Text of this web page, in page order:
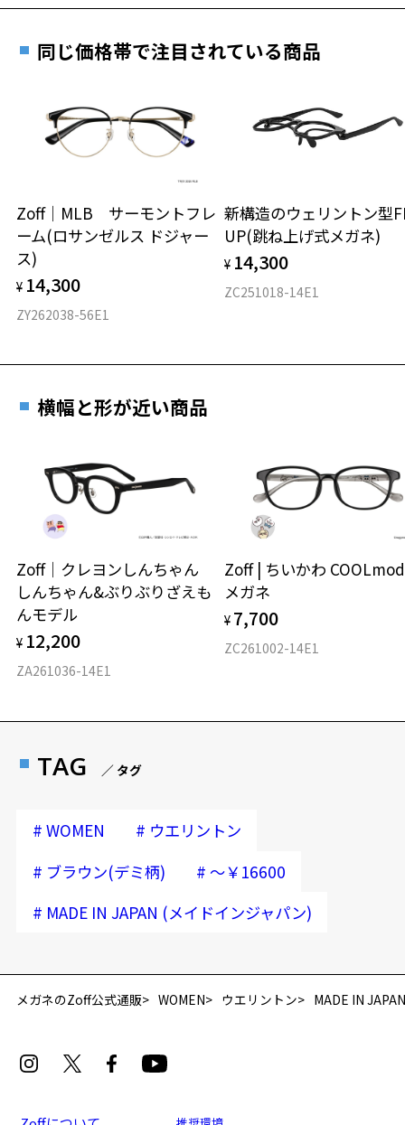
再入荷お知らせメールのお申し込み
6.3g
※着脱式サングラス：デモレンズ、アタッチメント込みの重さ
タイプ
材質
フロント素材：チタン
す。
もっと見る
お近くのZoff実店舗にて度数を測定いただけます（無料）。
その際は記入用紙をダウンロードしてお使いください。
ダウンロード
同じ価格帯で注目されている商品
Zoff｜MLB サーモントフレ
ーム(ロサンゼルス ドジャー
ス)
¥ 14,300
ZY262038-56E1
新構造のウェリントン型
UP(跳ね上げ式メガネ)
¥ 14,300
ZC251018-14E1
横幅と形が近い商品
Zoff｜クレヨンしんちゃん
しんちゃん&ぶりぶりざえも
んモデル
¥ 12,200
ZA261036-14E1
Zoff | ちいかわ
メガネ
¥ 7,700
ZC261002-14E1
TAG ／ タグ
# WOMEN # ウエリントン
# ブラウン(デミ柄) # ～￥16600
# MADE IN JAPAN (メイドインジャパン)
メガネのZoff公式通販 WOMEN ウエリントン MADE IN